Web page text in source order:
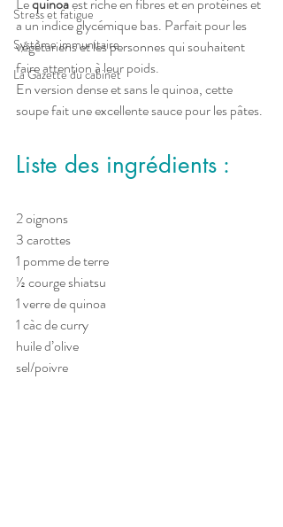
Stress et fatigue
Système immunitaire
La Gazette du cabinet
a un indice glycémique bas. Parfait pour les
végétariens et les personnes qui souhaitent
faire attention à leur poids.
En version dense et sans le quinoa, cette
soupe fait une excellente sauce pour les pâtes.
Liste des ingrédients :
2 oignons
3 carottes
1 pomme de terre
½ courge shiatsu
1 verre de quinoa
1 càc de curry
huile d’olive
sel/poivre